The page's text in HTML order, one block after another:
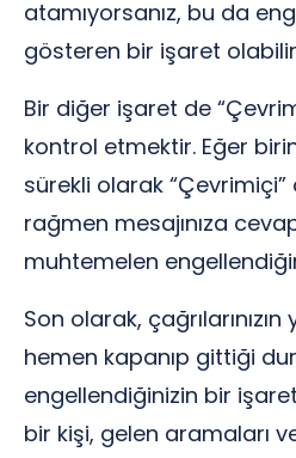
atamıyorsanız, bu da
gösteren bir işaret
Bir diğer işaret de
kontrol etmektir. Eğer
sürekli olarak
rağmen mesajınıza
muhtemelen
Son olarak,
hemen kapanıp gittiği
engellendiğinizin bir
bir kişi, gelen aramaları